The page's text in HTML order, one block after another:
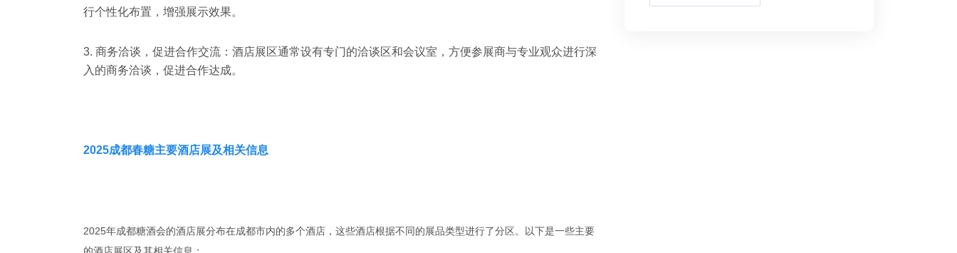
行个性化布置，增强展示效果。
3. 商务洽谈，促进合作交流：酒店展区通常设有专门的洽谈区和会议室，方便参展商与专业观众进行深
入的商务洽谈，促进合作达成。
2025成都春糖主要酒店展及相关信息
2025年成都糖酒会的酒店展分布在成都市内的多个酒店，这些酒店根据不同的展品类型进行了分区。以下是一些主要
的酒店展区及其相关信息：